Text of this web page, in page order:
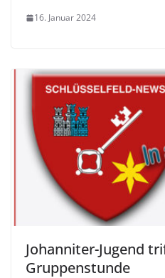
16. Januar 2024
Johanniter-Jugend
Gruppenstunde